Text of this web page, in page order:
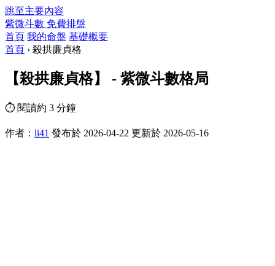
跳至主要內容
紫微斗數 免費排盤
首頁 我的命盤 基礎概要
首頁 › 殺拱廉貞格
【殺拱廉貞格】 - 紫微斗數格局
⏱ 閱讀約 3 分鐘
作者： li41 發布於 2026-04-22 更新於 2026-05-16